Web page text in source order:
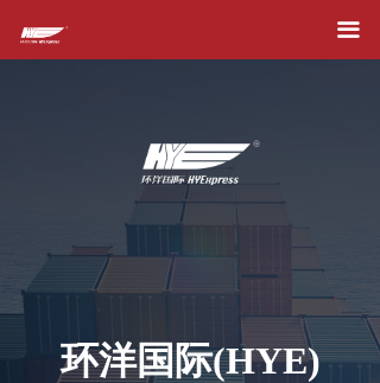
끀
首页
快件追踪
运价查询
附加费环洋国际(HYE)